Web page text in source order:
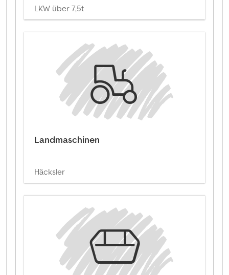
LKW über 7,5t
Landmaschinen
Häcksler